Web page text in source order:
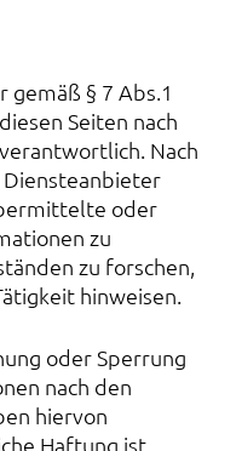
§ 7 Abs.1
Seiten nach
Nach
Diensteanbieter
oder
zu
zu forschen,
hinweisen.
oder Sperrung
nach den
hiervon
Haftung ist